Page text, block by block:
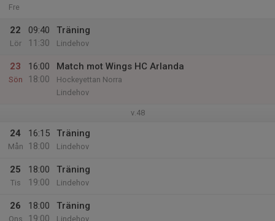
Fre
22
Lör
09:40
11:30
Träning
Lindehov
23
Sön
16:00
18:00
Match mot Wings HC Arlanda
Hockeyettan Norra
Lindehov
v.48
24
Mån
16:15
18:00
Träning
Lindehov
25
Tis
18:00
19:00
Träning
Lindehov
26
Ons
18:00
19:00
Träning
Lindehov